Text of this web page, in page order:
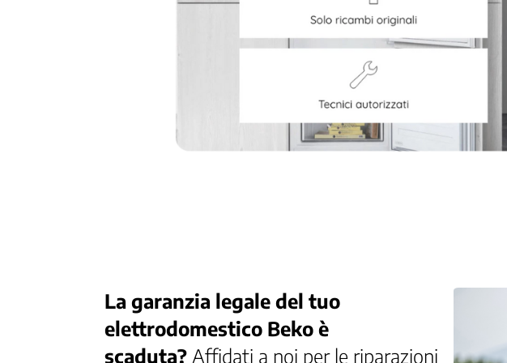
La garanzia legale del tuo
elettrodomestico Beko è
scaduta? Affidati a noi per le riparazioni